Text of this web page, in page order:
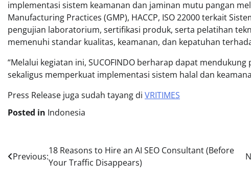
implementasi sistem keamanan dan jaminan mutu pangan
Manufacturing Practices (GMP), HACCP, ISO 22000 terkait
pengujian laboratorium, sertifikasi produk, serta pelatihan
memenuhi standar kualitas, keamanan, dan kepatuhan
“Melalui kegiatan ini, SUCOFINDO berharap dapat
sekaligus memperkuat implementasi sistem halal dan
Press Release juga sudah tayang di VRITIMES
Posted in Indonesia
Post
navigation
Previous:
18 Reasons to Hire an AI SEO Consultant (Before
Your Traffic Disappears)